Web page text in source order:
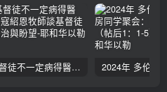
基督徒不一定病得醫治？寇紹恩牧師談基督徒的醫治與盼望